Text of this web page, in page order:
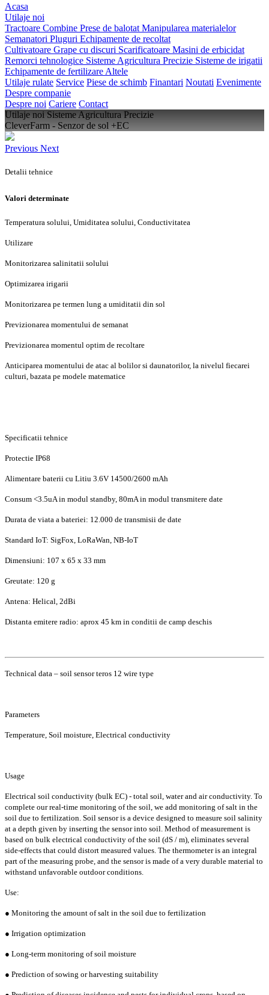
Acasa
Utilaje noi
Tractoare Combine Prese de balotat Manipularea materialelor
Semanatori Pluguri Echipamente de recoltat
Cultivatoare Grape cu discuri Scarificatoare Masini de erbicidat
Remorci tehnologice Sisteme Agricultura Precizie Sisteme de irigatii
Echipamente de fertilizare Altele
Utilaje rulate Service Piese de schimb Finantari Noutati Evenimente
Despre companie
Despre noi Cariere Contact
Utilaje noi Sisteme Agricultura Precizie
CleverFarm - Senzor de sol +EC
Previous Next
Detalii tehnice
Valori determinate
Temperatura solului, Umiditatea solului, Conductivitatea
Utilizare
Monitorizarea salinitatii solului
Optimizarea irigarii
Monitorizarea pe termen lung a umiditatii din sol
Previzionarea momentului de semanat
Previzionarea momentul optim de recoltare
Anticiparea momentului de atac al bolilor si daunatorilor, la nivelul fiecarei
culturi, bazata pe modele matematice
Specificatii tehnice
Protectie IP68
Alimentare baterii cu Litiu 3.6V 14500/2600 mAh
Consum <3.5uA in modul standby, 80mA in modul transmitere date
Durata de viata a bateriei: 12.000 de transmisii de date
Standard IoT: SigFox, LoRaWan, NB-IoT
Dimensiuni: 107 x 65 x 33 mm
Greutate: 120 g
Antena: Helical, 2dBi
Distanta emitere radio: aprox 45 km in conditii de camp deschis
Technical data – soil sensor teros 12 wire type
Parameters
Temperature, Soil moisture, Electrical conductivity
Usage
Electrical soil conductivity (bulk EC) - total soil, water and air conductivity. To
complete our real-time monitoring of the soil, we add monitoring of salt in the
soil due to fertilization. Soil sensor is a device designed to measure soil salinity
at a depth given by inserting the sensor into soil. Method of measurement is
based on bulk electrical conductivity of the soil (dS / m), eliminates several
side-effects that could distort measured values. The thermometer is an integral
part of the measuring probe, and the sensor is made of a very durable material to
withstand unfavorable outdoor conditions.
Use:
● Monitoring the amount of salt in the soil due to fertilization
● Irrigation optimization
● Long-term monitoring of soil moisture
● Prediction of sowing or harvesting suitability